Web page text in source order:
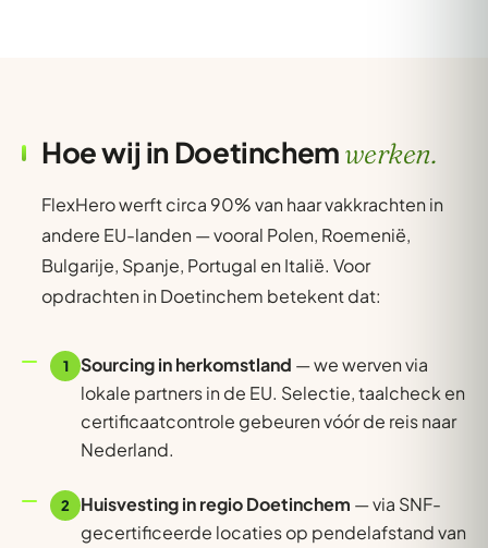
Hoe wij in Doetinchemwerken.
FlexHero werft circa 90% van haar vakkrachten in
andere EU-landen — vooral Polen, Roemenië,
Bulgarije, Spanje, Portugal en Italië. Voor
opdrachten in Doetinchem betekent dat:
1 Sourcing in herkomstland — we werven via
lokale partners in de EU. Selectie, taalcheck en
certificaatcontrole gebeuren vóór de reis naar
Nederland.
2 Huisvesting in regio Doetinchem — via SNF-
gecertificeerde locaties op pendelafstand van